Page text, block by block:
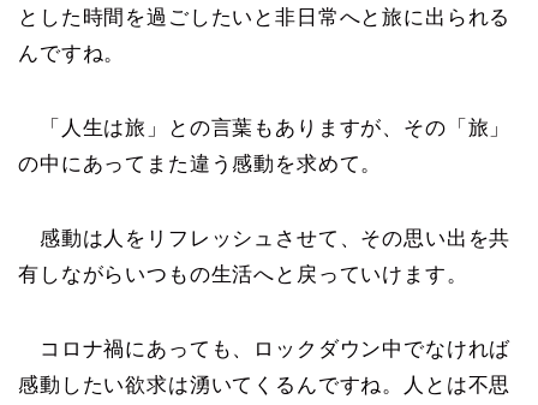
とした時間を過ごしたいと非日常へと旅に出られる
んですね。
「人生は旅」との言葉もありますが、その「旅」
の中にあってまた違う感動を求めて。
感動は人をリフレッシュさせて、その思い出を共
有しながらいつもの生活へと戻っていけます。
コロナ禍にあっても、ロックダウン中でなければ
感動したい欲求は湧いてくるんですね。人とは不思